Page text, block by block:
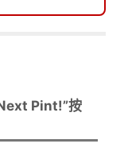
Pint!”按